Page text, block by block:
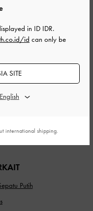
Putih
in ID IDR.
id can only be
SITE
international shipping.